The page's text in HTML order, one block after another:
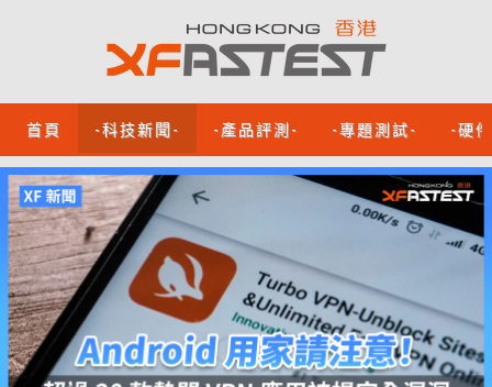
首頁 -科技新聞- -產品評測- -專題測試- -硬